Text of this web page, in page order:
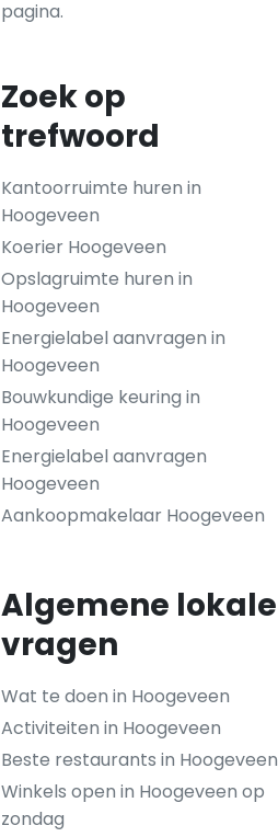
pagina.
Zoek op
trefwoord
Kantoorruimte huren in
Hoogeveen
Koerier Hoogeveen
Opslagruimte huren in
Hoogeveen
Energielabel aanvragen in
Hoogeveen
Bouwkundige keuring in
Hoogeveen
Energielabel aanvragen
Hoogeveen
Aankoopmakelaar Hoogeveen
Algemene lokale
vragen
Wat te doen in Hoogeveen
Activiteiten in Hoogeveen
Beste restaurants in Hoogeveen
Winkels open in Hoogeveen op
zondag